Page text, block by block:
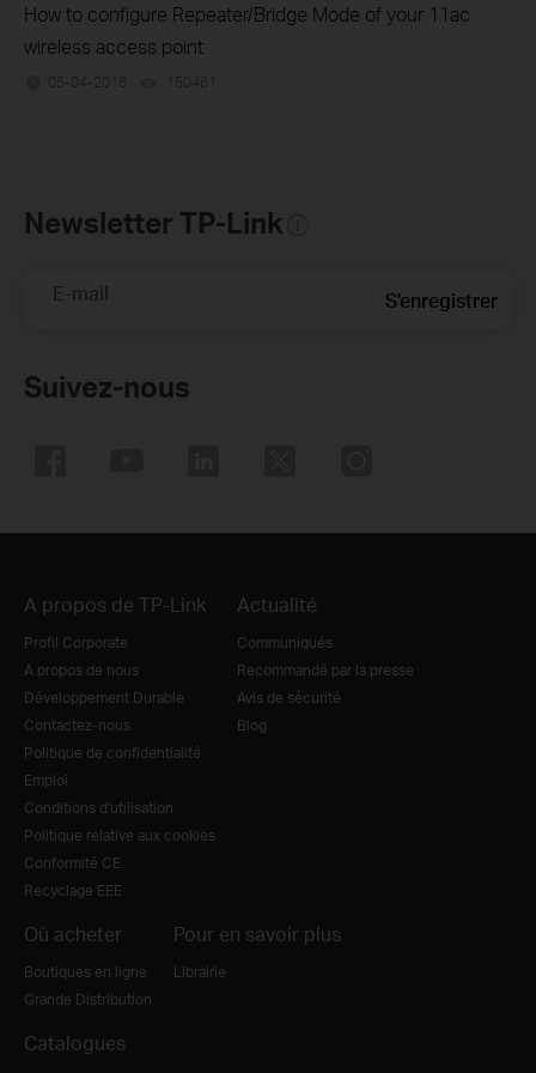
How to configure Repeater/Bridge Mode of your 11ac
wireless access point
05-04-2016 150461
Newsletter TP-Link
E-mail S'enregistrer
Suivez-nous
A propos de TP-Link
Profil Corporate
A propos de nous
Développement Durable
Contactez-nous
Politique de confidentialité
Emploi
Conditions d'utilisation
Politique relative aux cookies
Conformité CE
Recyclage EEE
Actualité
Communiqués
Recommandé par la presse
Avis de sécurité
Blog
Où acheter
Boutiques en ligne
Grande Distribution
Pour en savoir plus
Librairie
Catalogues